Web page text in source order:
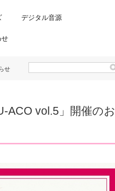
デジタル音源
せ
せ
ACO vol.5」開催のお